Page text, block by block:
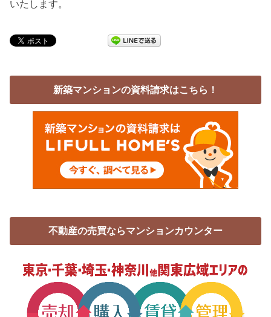
いたします。
新築マンションの資料請求はこちら！
不動産の売買ならマンションカウンター